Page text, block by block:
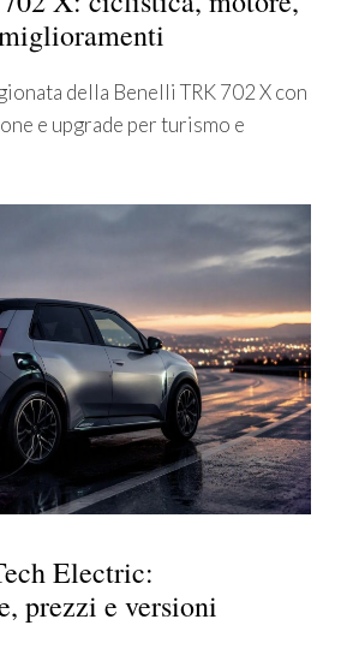
della Benelli TRK 702 X con
e upgrade per turismo e
Electric:
prezzi e versioni